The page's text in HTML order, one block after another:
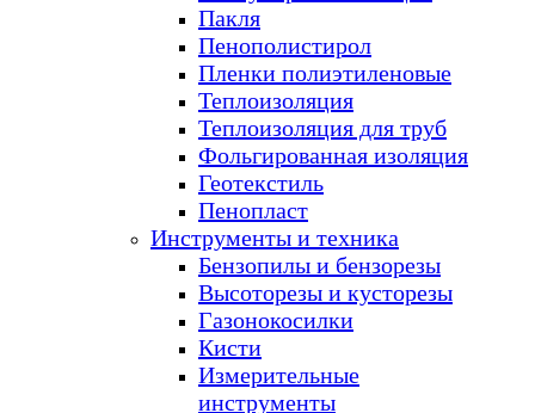
Пакля
Пенополистирол
Пленки полиэтиленовые
Теплоизоляция
Теплоизоляция для труб
Фольгированная изоляция
Геотекстиль
Пенопласт
Инструменты и техника
Бензопилы и бензорезы
Высоторезы и кусторезы
Газонокосилки
Кисти
Измерительные
инструменты